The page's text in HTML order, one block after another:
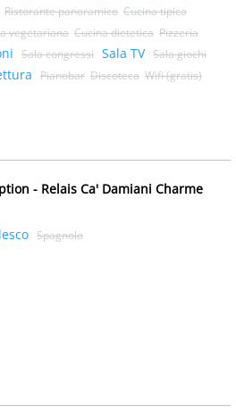
Ristorante panoramico Cucina tipica
vegetariana Cucina dietetica Pizzeria
Sala congressi Sala TV Sala giochi
Pianobar Discoteca Wifi (gratis)
- Relais Ca' Damiani Charme
Spagnolo